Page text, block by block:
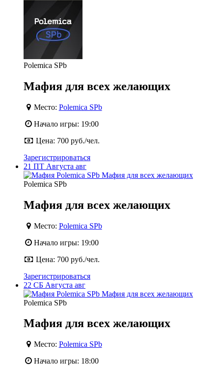
Polemica SPb
Мафия для всех желающих
Место: Polemica SPb
Начало игры: 19:00
Цена: 700 руб./чел.
Зарегистрироваться
21 ПТ Августа авг
Polemica SPb
Мафия для всех желающих
Место: Polemica SPb
Начало игры: 19:00
Цена: 700 руб./чел.
Зарегистрироваться
22 СБ Августа авг
Polemica SPb
Мафия для всех желающих
Место: Polemica SPb
Начало игры: 18:00